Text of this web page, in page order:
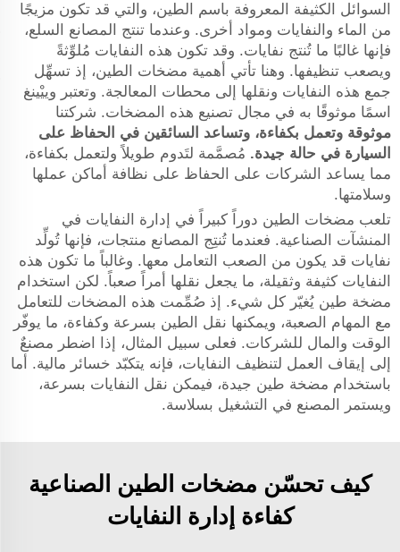
السوائل الكثيفة المعروفة باسم الطين، والتي قد تكون مزيجًا
من الماء والنفايات ومواد أخرى. وعندما تنتج المصانع السلع،
فإنها غالبًا ما تُنتج نفايات. وقد تكون هذه النفايات مُلوِّثةً
ويصعب تنظيفها. وهنا تأتي أهمية مضخات الطين، إذ تسهِّل
جمع هذه النفايات ونقلها إلى محطات المعالجة. وتعتبر وييْينغ
اسمًا موثوقًا به في مجال تصنيع هذه المضخات. شركتنا
موثوقة وتعمل بكفاءة، وتساعد السائقين في الحفاظ على
السيارة في حالة جيدة. مُصمَّمة لتَدوم طويلاً ولتعمل بكفاءة،
مما يساعد الشركات على الحفاظ على نظافة أماكن عملها
وسلامتها.
تلعب مضخات الطين دوراً كبيراً في إدارة النفايات في
المنشآت الصناعية. فعندما تُنتِج المصانع منتجات، فإنها تُولِّد
نفايات قد يكون من الصعب التعامل معها. وغالباً ما تكون هذه
النفايات كثيفة وثقيلة، ما يجعل نقلها أمراً صعباً. لكن استخدام
مضخة طين يُغيّر كل شيء. إذ صُمِّمت هذه المضخات للتعامل
مع المهام الصعبة، ويمكنها نقل الطين بسرعة وكفاءة، ما يوفّر
الوقت والمال للشركات. فعلى سبيل المثال، إذا اضطر مصنعٌ
إلى إيقاف العمل لتنظيف النفايات، فإنه يتكبّد خسائر مالية. أما
باستخدام مضخة طين جيدة، فيمكن نقل النفايات بسرعة،
ويستمر المصنع في التشغيل بسلاسة.
كيف تحسّن مضخات الطين الصناعية
كفاءة إدارة النفايات